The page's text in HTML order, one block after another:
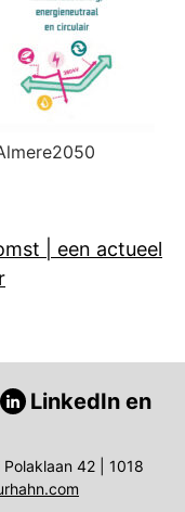
| een actueel
LinkedIn en
42 | 1018